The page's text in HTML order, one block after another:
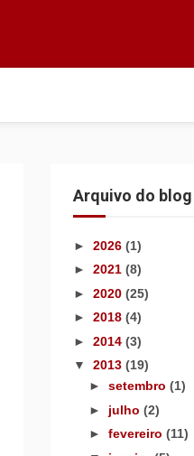
Arquivo do blog
► 2026 (1)
► 2021 (8)
► 2020 (25)
► 2018 (4)
► 2014 (3)
▼ 2013 (19)
► setembro (1)
► julho (2)
► fevereiro (11)